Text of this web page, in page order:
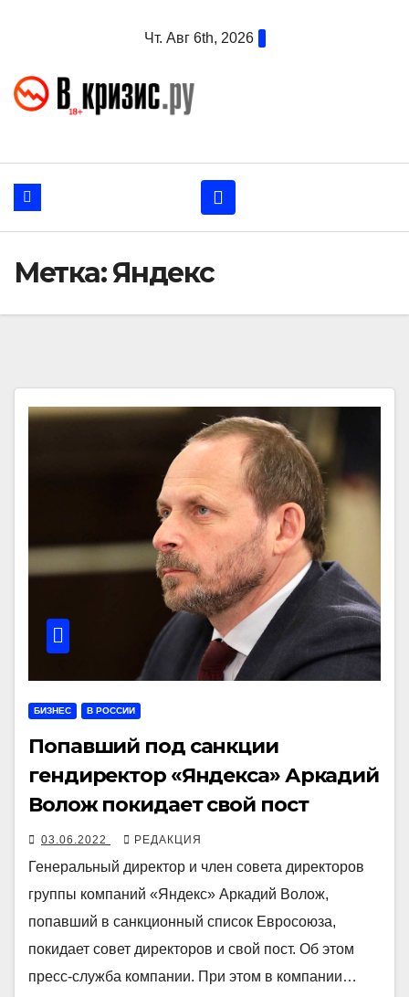
Чт. Авг 6th, 2026
Метка:Яндекс
БИЗНЕС В РОССИИ
Попавший под санкции
гендиректор «Яндекса» Аркадий
Волож покидает свой пост
03.06.2022 РЕДАКЦИЯ
Генеральный директор и член совета директоров
группы компаний «Яндекс» Аркадий Волож,
попавший в санкционный список Евросоюза,
покидает совет директоров и свой пост. Об этом
пресс-служба компании. При этом в компании…